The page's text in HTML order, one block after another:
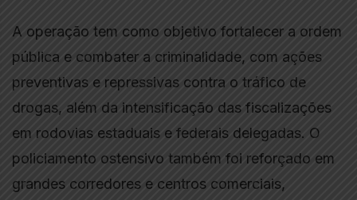
A operação tem como objetivo fortalecer a ordem
pública e combater a criminalidade, com ações
preventivas e repressivas contra o tráfico de
drogas, além da intensificação das fiscalizações
em rodovias estaduais e federais delegadas. O
policiamento ostensivo também foi reforçado em
grandes corredores e centros comerciais,